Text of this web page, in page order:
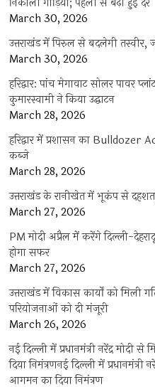
निकाली गाड़ियां; पहली से बढ़ी हुई दरें
March 30, 2026
उत्तराखंड में पिरुल से बदलेगी
March 30, 2026
हरिद्वार: पांच मेगावाट सोलर पावर
कुमारस्वामी ने किया उद्घाटन
March 28, 2026
हरिद्वार में प्रशासन का Bulldozer
कब्जे
March 28, 2026
उत्तराखंड के रानीखेत में भूकंप से
March 27, 2026
PM मोदी अप्रैल में करेंगे दिल्ली-
होगा सफर
March 27, 2026
उत्तराखंड में विकास कार्यों को मिली
परियोजनाओं को दी मंजूरी
March 26, 2026
नई दिल्ली में प्रधानमंत्री नरेंद्र मोदी
दिया निमंत्रणनई दिल्ली में प्रधानमंत्री
आगमन का दिया निमंत्रण